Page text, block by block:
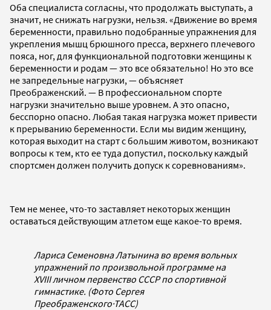
Оба специалиста согласны, что продолжать выступать, а
значит, не снижать нагрузки, нельзя. «Движение во время
беременности, правильно подобранные упражнения для
укрепления мышц брюшного пресса, верхнего плечевого
пояса, ног, для функциональной подготовки женщины к
беременности и родам — это все обязательно! Но это все
не запредельные нагрузки, — объясняет
Преображенский. — В профессиональном спорте
нагрузки значительно выше уровнем. А это опасно,
бесспорно опасно. Любая такая нагрузка может привести
к прерыванию беременности. Если мы видим женщину,
которая выходит на старт с большим животом, возникают
вопросы к тем, кто ее туда допустил, поскольку каждый
спортсмен должен получить допуск к соревнованиям».
Тем не менее, что-то заставляет некоторых женщин
оставаться действующим атлетом еще какое-то время.
Лариса Семеновна Латынина во время вольных
упражнений по произвольной программе на
XVIII личном первенство СССР по спортивной
гимнастике. (Фото Сергея
Преображенского·ТАСС)